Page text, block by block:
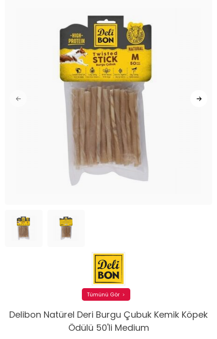
Delibon Natürel Deri Burgu Çubuk Kemik Köpek
Ödülü 50'li Medium
Tümünü Gör